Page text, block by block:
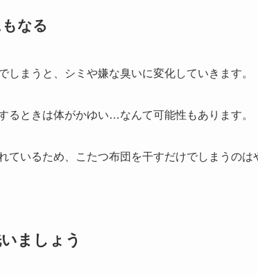
なる
まうと、シミや嫌な臭いに変化していきます。
るときは体がかゆい…なんて可能性もあります。
いるため、こたつ布団を干すだけでしまうのは
ましょう